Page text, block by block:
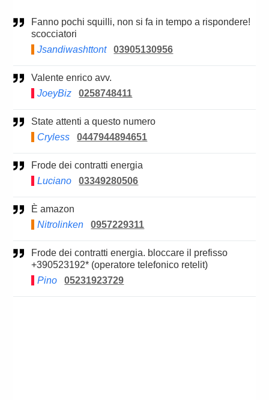
Fanno pochi squilli, non si fa in tempo a rispondere!
scocciatori
Jsandiwashttont
03905130956
Valente enrico avv.
JoeyBiz
0258748411
State attenti a questo numero
Cryless
0447944894651
Frode dei contratti energia
Luciano
03349280506
è amazon
Nitrolinken
0957229311
Frode dei contratti energia. bloccare il prefisso
+390523192* (operatore telefonico retelit)
Pino
05231923729